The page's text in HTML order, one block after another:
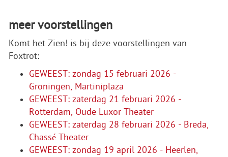
meer voorstellingen
Komt het Zien! is bij deze voorstellingen van
Foxtrot:
GEWEEST: zondag 15 februari 2026 -
Groningen, Martiniplaza
GEWEEST: zaterdag 21 februari 2026 -
Rotterdam, Oude Luxor Theater
GEWEEST: zaterdag 28 februari 2026 - Breda,
Chassé Theater
GEWEEST: zondag 19 april 2026 - Heerlen,